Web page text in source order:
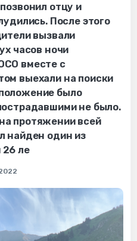
отцу и
После этого
вызвали
часов ночи
вместе с
выехали на поиски
было
не было.
протяжении всей
найден один из
26 ле